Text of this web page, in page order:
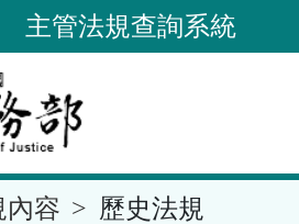
主管法規查詢系統
內容 歷史法規